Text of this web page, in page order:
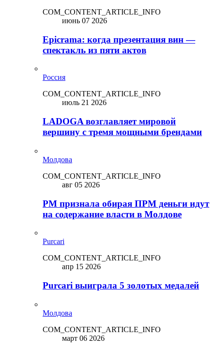
COM_CONTENT_ARTICLE_INFO
июнь 07 2026
Epicrama: когда презентация вин —
спектакль из пяти актов
Россия
COM_CONTENT_ARTICLE_INFO
июль 21 2026
LADOGA возглавляет мировой
вершину с тремя мощными брендами
Молдова
COM_CONTENT_ARTICLE_INFO
авг 05 2026
PM признала обирая ПРМ деньги идут
на содержание власти в Молдове
Purcari
COM_CONTENT_ARTICLE_INFO
апр 15 2026
Purcari выиграла 5 золотых медалей
Молдова
COM_CONTENT_ARTICLE_INFO
март 06 2026